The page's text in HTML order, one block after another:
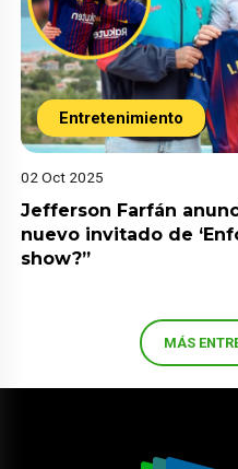
Entretenimiento
02 Oct 2025
Jefferson Farfán
nuevo invitado de
show?”
MÁS